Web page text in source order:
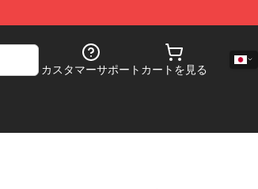
カスタマーサポート カートを見る